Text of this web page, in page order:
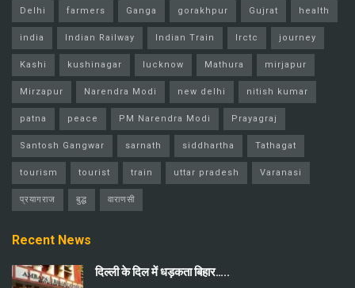
Delhi farmers Ganga gorakhpur Gujrat health
india Indian Railway Indian Train Irctc journey
Kashi kushinagar lucknow Mathura mirjapur
Mirzapur Narendra Modi new delhi nitish kumar
patna peace PM Narendra Modi Prayagraj
Santosh Gangwar sarnath siddhartha Tathagat
tourism tourist train uttar pradesh Varanasi
प्रयागराज बुद्ध वाराणसी
Recent News
दिल्ली के दिल में धड़कता बिहार…..